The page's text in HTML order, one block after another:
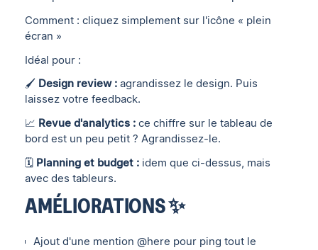
Comment : cliquez simplement sur l'icône « plein
écran »
Idéal pour :
🖌 Design review : agrandissez le design. Puis
laissez votre feedback.
📈 Revue d'analytics : ce chiffre sur le tableau de
bord est un peu petit ? Agrandissez-le.
🗓 Planning et budget : idem que ci-dessus, mais
avec des tableurs.
AMÉLIORATIONS ✨
Ajout d'une mention @here pour ping tout le